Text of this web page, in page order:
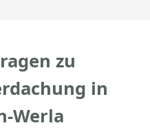
zu
in
Werla